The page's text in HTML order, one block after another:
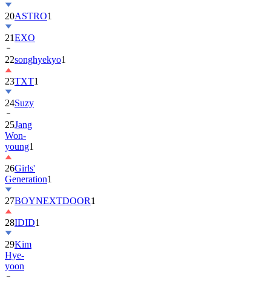
21EXO
22songhyekyo
23TXT1
24Suzy
25Jang
Won-
young1
26Girls'
Generation
27BOYNEXTDOOR
28IDID1
29Kim
Hye-
yoon
30BABYMONSTER